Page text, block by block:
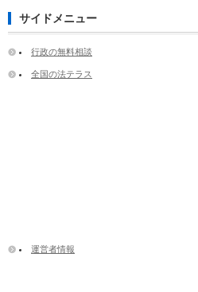
サイドメニュー
行政の無料相談
全国の法テラス
運営者情報